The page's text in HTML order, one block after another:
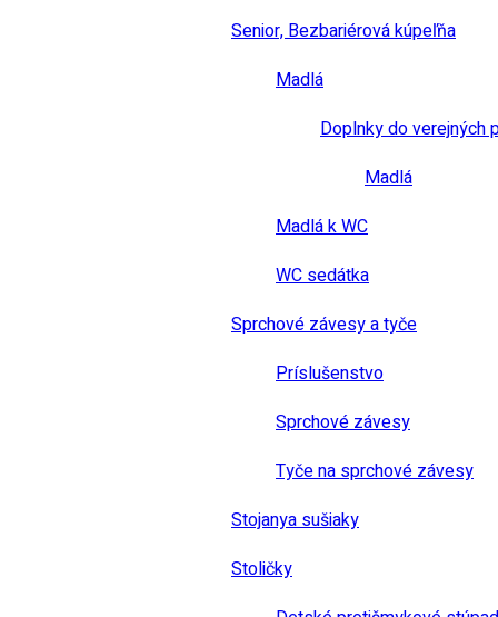
Senior, Bezbariérová kúpeľňa
Madlá
Doplnky do verejných
Madlá
Madlá k WC
WC sedátka
Sprchové závesy a tyče
Príslušenstvo
Sprchové závesy
Tyče na sprchové závesy
Stojanya sušiaky
Stoličky